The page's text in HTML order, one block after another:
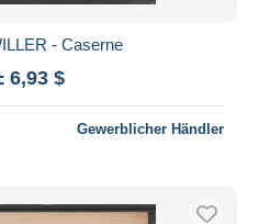
- Caserne
6,93 $
Gewerblicher Händler